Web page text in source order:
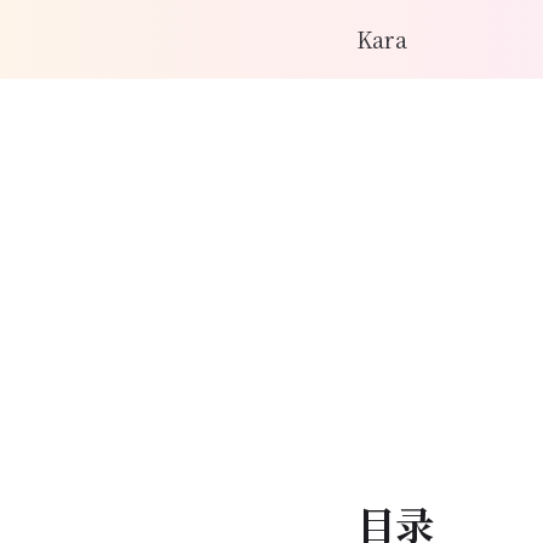
Kara
目录